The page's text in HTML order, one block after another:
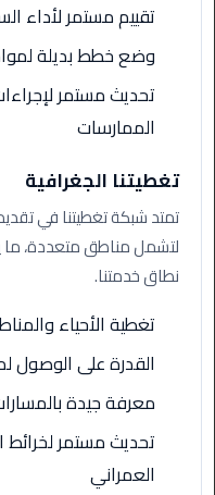
ليموزين
فيصل
ليموزين
مطار
برج
العرب
إلى
القاهرة
الهرم
مطار
تقييم مستمر لأداء
وضع خطط بديلة
تحديث مستمر
الممارسات
تغطيتنا الجغرافية
تمتد شبكة تغطيتنا في
لتشمل مناطق متعددة، ما
نطاق خدمتنا.
تغطية الأحياء
القدرة على الوصول
معرفة جيدة
تحديث مستمر
العمراني